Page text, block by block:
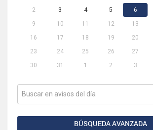
2
3 4 5 6
9
10 11 12 13
16
17 18 19 20
23
24 25 26 27
30
31 1 2 3
BÚSQUEDA AVANZADA